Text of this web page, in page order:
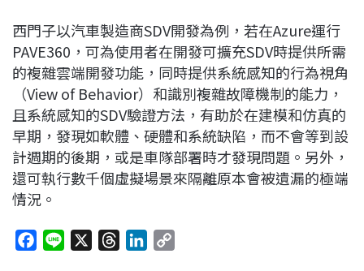
西門子以汽車製造商SDV開發為例，若在Azure運行
PAVE360，可為使用者在開發可擴充SDV時提供所需
的複雜雲端開發功能，同時提供系統感知的行為視角
（View of Behavior）和識別複雜故障機制的能力，
且系統感知的SDV驗證方法，有助於在建模和仿真的
早期，發現如軟體、硬體和系統缺陷，而不會等到設
計週期的後期，或是車隊部署時才發現問題。另外，
還可執行數千個虛擬場景來隔離原本會被遺漏的極端
情況。